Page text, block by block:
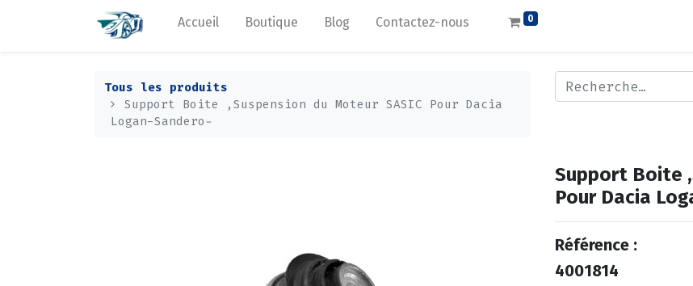
Accueil Boutique Blog Contactez-nous 0
Tous les produits
Support Boite ,Suspension du Moteur SASIC Pour Dacia
Logan-Sandero-
Support Boite
Pour Dacia
Référence :
4001814